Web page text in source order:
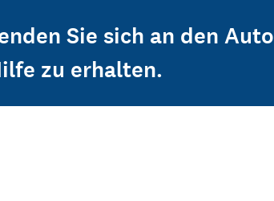
Sie sich an den
zu erhalten.